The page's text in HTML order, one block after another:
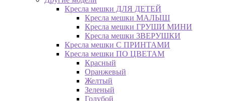
Кресла мешки ДЛЯ ДЕТЕЙ
Кресла мешки МАЛЫШ
Кресла мешки ГРУШИ МИНИ
Кресла мешки ЗВЕРУШКИ
Кресла мешки С ПРИНТАМИ
Кресла мешки ПО ЦВЕТАМ
Красный
Оранжевый
Желтый
Зеленый
Голубой